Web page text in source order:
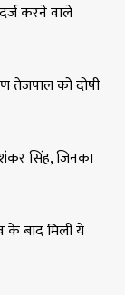
करने वाले
तेजपाल को दोषी
सिंह, जिनका
के बाद मिली ये